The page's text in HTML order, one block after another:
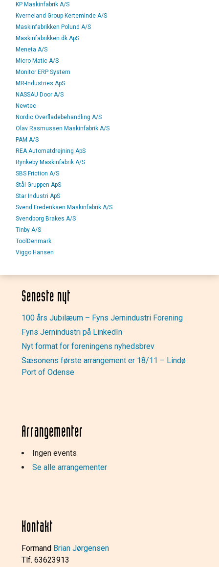
KP Maskinfabrik A/S
Kverneland Group Kerteminde A/S
Maskinfabrikken Polund A/S
Maskinfabrikken.dk ApS
Meneta A/S
Micro Matic A/S
Monitor ERP System
MR-Industries ApS
NASSAU Door A/S
Newtec
Nordic Overfladebehandling A/S
Olav Rasmussen Maskinfabrik A/S
PAM A/S
REA Automatdrejning ApS
Rynkeby Maskinfabrik A/S
SBS Friction A/S
Stål Gruppen ApS
Star Industri ApS
Svend Frederiksen Maskinfabrik A/S
Svendborg Brakes A/S
Tinby A/S
ToolDenmark
Viggo Hansen
Seneste nyt
100 års Jubilæum – Fyns Jernindustri Forening
Fyns Jernindustri på LinkedIn
Nyt format for foreningens nyhedsbrev
Sæsonens første arrangement er 18/11 – Lindø
Port of Odense
Arrangementer
Ingen events
Se alle arrangementer
Kontakt
Formand Brian Jørgensen
Tlf. 63623913